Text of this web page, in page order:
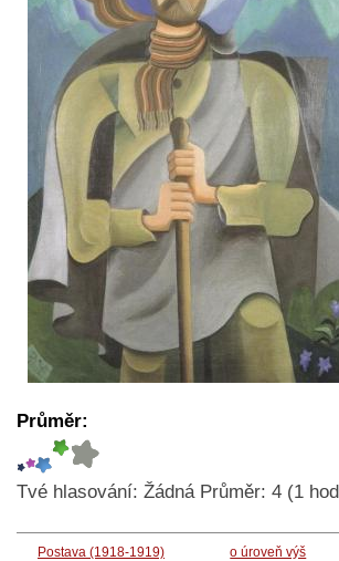
Průměr:
Tvé hlasování: Žádná Průměr: 4 (1
Postava (1918-1919) o úroveň výš